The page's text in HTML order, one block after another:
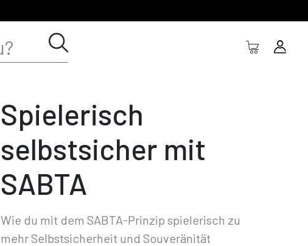
Spielerisch
selbstsicher mit
SABTA
Wie du mit dem SABTA-Prinzip spielerisch zu
mehr Selbstsicherheit und Souveränität